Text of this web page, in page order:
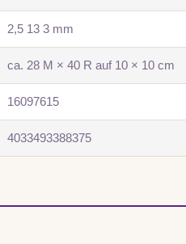
2,5 13 3 mm
ca. 28 M × 40 R auf 10 × 10 cm
16097615
4033493388375